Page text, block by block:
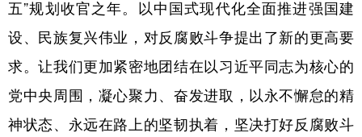
五”规划收官之年。以中国式现代化全面推进强国建
设、民族复兴伟业，对反腐败斗争提出了新的更高要
求。让我们更加紧密地团结在以习近平同志为核心的
党中央周围，凝心聚力、奋发进取，以永不懈怠的精
神状态、永远在路上的坚韧执着，坚决打好反腐败斗